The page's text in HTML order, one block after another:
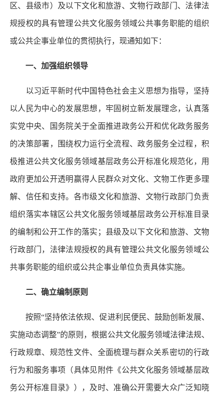
区、县级市）及以下文化和旅游、文物行政部门、法律法
规授权的具有管理公共文化服务领域公共事务职能的组织
或公共企事业单位的贯彻执行，现通知如下：
一、加强组织领导
以习近平新时代中国特色社会主义思想为指导，坚持
以人民为中心的发展思想，牢固树立新发展理念，认真落
实党中央、国务院关于全面推进政务公开和优化政务服务
的决策部署，围绕权力运行全流程、政务服务全过程，积
极推进公共文化服务领域基层政务公开标准化规范化，用
政府更加公开透明赢得人民群众对文化、文物工作更多理
解、信任和支持。各市级文化和旅游、文物行政部门负责
组织落实本辖区公共文化服务领域基层政务公开标准目录
的编制和公开工作的落实；县级及以下文化和旅游、文物
行政部门，法律法规授权的具有管理公共文化服务领域公
共事务职能的组织或公共企事业单位负责具体实施。
二、确立编制原则
按照“坚持依法依规、促进利民便民、鼓励创新发展、
实施动态调整”的原则，根据公共文化服务领域法律法规、
行政规章、规范性文件、全面梳理与群众关系密切的行政
行为和服务事项（具体见附件《公共文化服务领域基层政
务公开标准目录》），及时、准确公开需要大众广泛知晓